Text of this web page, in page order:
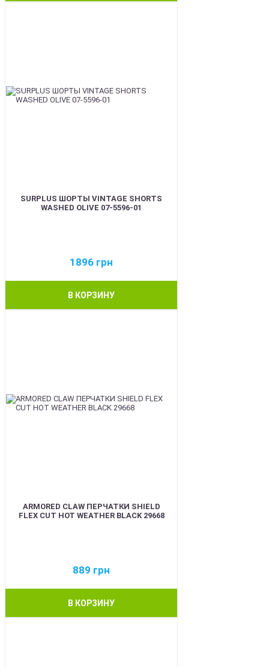
SURPLUS ШОРТЫ VINTAGE SHORTS
WASHED OLIVE 07-5596-01
1896 грн
В КОРЗИНУ
ARMORED CLAW ПЕРЧАТКИ SHIELD
FLEX CUT HOT WEATHER BLACK 29668
889 грн
В КОРЗИНУ